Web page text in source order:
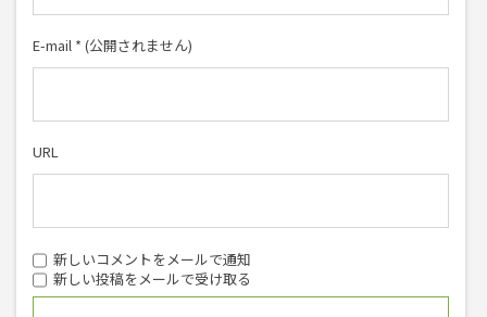
E-mail * (公開されません)
URL
新しいコメントをメールで通知
新しい投稿をメールで受け取る